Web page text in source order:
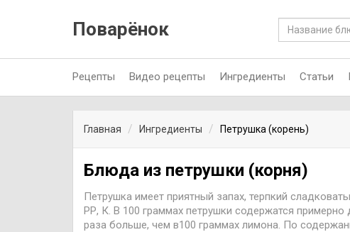
Поварёнок
Рецепты Видео рецепты Ингредиенты Статьи
Главная Ингредиенты Петрушка (корень)
Блюда из петрушки (корня)
Петрушка имеет приятный запах, терпкий
РР, К. В 100 граммах петрушки содержатся
раза больше, чем в100 граммах лимона. По